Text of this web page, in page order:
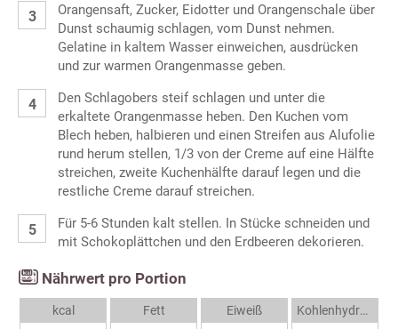
Orangensaft, Zucker, Eidotter und Orangenschale über
Dunst schaumig schlagen, vom Dunst nehmen.
Gelatine in kaltem Wasser einweichen, ausdrücken
und zur warmen Orangenmasse geben.
Den Schlagobers steif schlagen und unter die
erkaltete Orangenmasse heben. Den Kuchen vom
Blech heben, halbieren und einen Streifen aus Alufolie
rund herum stellen, 1/3 von der Creme auf eine Hälfte
streichen, zweite Kuchenhälfte darauf legen und die
restliche Creme darauf streichen.
Für 5-6 Stunden kalt stellen. In Stücke schneiden und
mit Schokoplättchen und den Erdbeeren dekorieren.
Nährwert pro Portion
kcal
Fett
Eiweiß
Kohlenhydrate